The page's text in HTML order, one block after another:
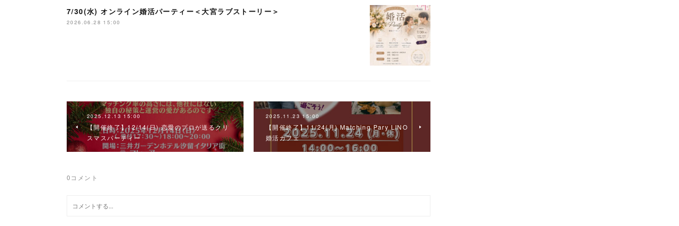
7/30(水) オンライン婚活パーティー＜大宮ラブストーリー＞
2026.06.28 15:00
2025.12.13 15:00
【開催終了】12/14(日) 恋愛のプロが送るクリ
スマスパーティー
2025.11.23 15:00
【開催終了】11/24(月) Matching Pary LINO
婚活カフェ
0 コメント